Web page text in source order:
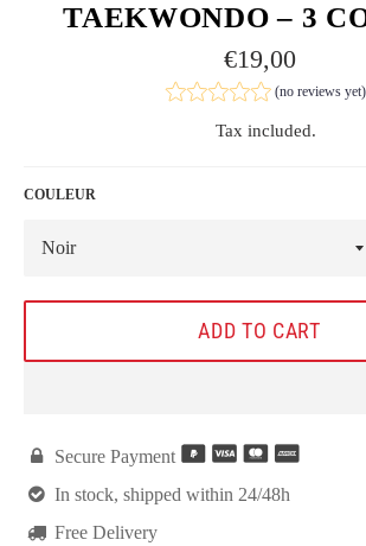
TAEKWONDO – 3
Regular
price
€19,00
(no reviews yet)
Tax included.
COULEUR
ADD TO CART
 Secure Payment
 In stock, shipped within 24/48h
 Free Delivery